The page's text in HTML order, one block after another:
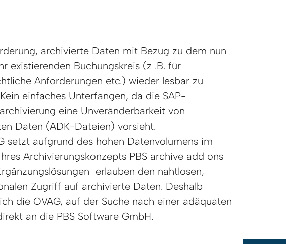
archivierte Daten mit Bezug zu dem nun
existierenden Buchungskreis (z .B. für
Anforderungen etc.) wieder lesbar zu
einfaches Unterfangen, da die SAP-
eine Unveränderbarkeit von
Daten (ADK-Dateien) vorsieht.
setzt aufgrund des hohen Datenvolumens im
Archivierungskonzepts PBS archive add ons
erlauben den nahtlosen,
Zugriff auf archivierte Daten. Deshalb
die OVAG, auf der Suche nach einer adäquaten
an die PBS Software GmbH.